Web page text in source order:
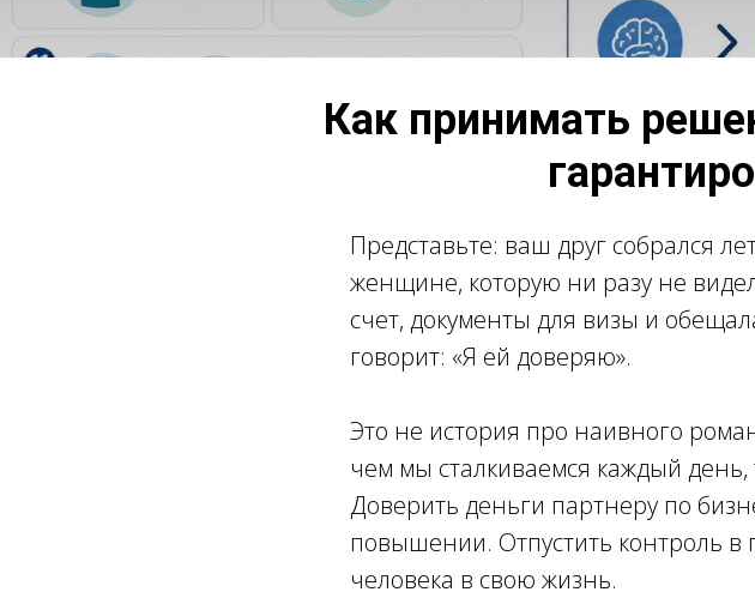
Как принимать
Представьте: ваш друг собрался
женщине, которую ни разу не
счет, документы для визы и
говорит: «Я ей доверяю».
Это не история про наивного
чем мы сталкиваемся каждый день,
Доверить деньги партнеру по
повышении. Отпустить контроль в
человека в свою жизнь.